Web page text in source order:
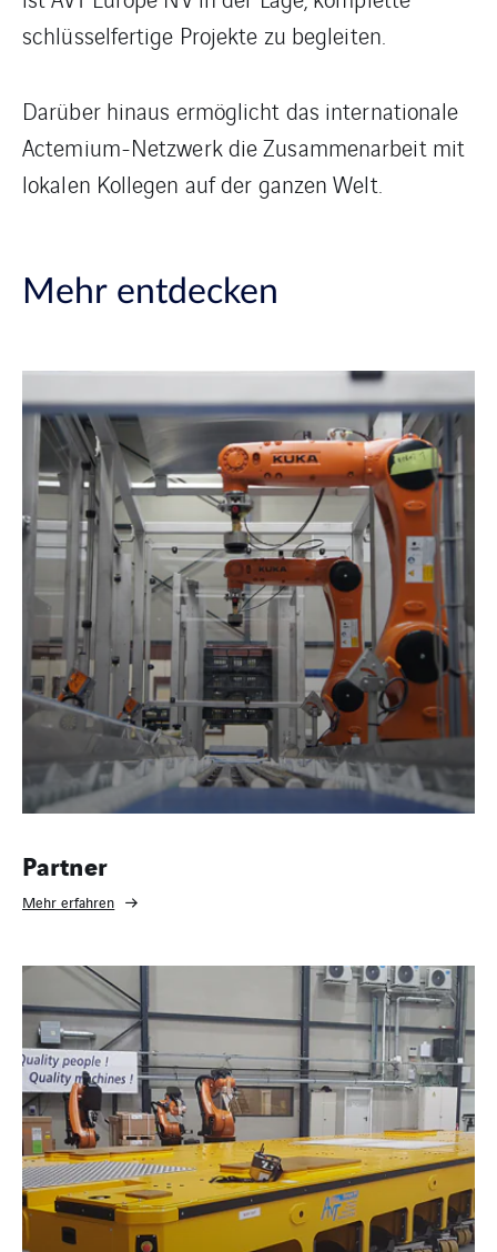
schlüsselfertige Projekte zu begleiten.
Darüber hinaus ermöglicht das internationale
Actemium-Netzwerk die Zusammenarbeit mit
lokalen Kollegen auf der ganzen Welt.
Mehr entdecken
Partner
Mehr erfahren